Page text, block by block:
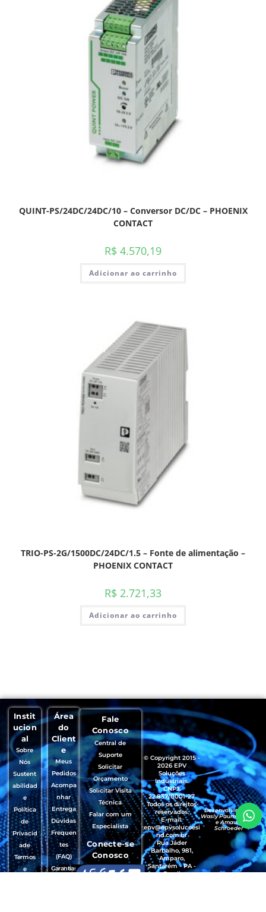
QUINT-PS/24DC/24DC/10 – Conversor DC/DC – PHOENIX
CONTACT
R$ 4.570,19
Adicionar ao carrinho
TRIO-PS-2G/1500DC/24DC/1.5 – Fonte de alimentação –
PHOENIX CONTACT
R$ 2.721,33
Adicionar ao carrinho
Instit
ucion
al
Sobre
Nós
Sustent
abilidad
e
Política
de
Privacid
ade
Termos
e
Área
do
Client
e
Meus
Pedidos
Acompa
nhar
Entrega
Dúvidas
Frequen
tes
(FAQ)
Garantias
Fale
Conosco
Central de
Suporte
Solicitar
Orçamento
Solicitar Visita
Técnica
Falar com um
Especialista
Conecte-se
Conosco
© Copyright 2015 -
2026 EPV
Soluções
Industriais.
CNPJ:
22.837/0001-27
Todos os direitos
reservados.
E-mail:
epv@epvsolucoesi
nd.com.br
Rua Jáder
Barbalho, 981,
Amparo,
Santarém - PA -
Brasil
Desenvolvido por
Wasly Paumgartten
e Amaury
Schroeder